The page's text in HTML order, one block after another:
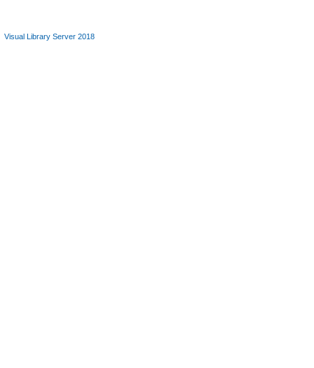
Visual Library Server 2018